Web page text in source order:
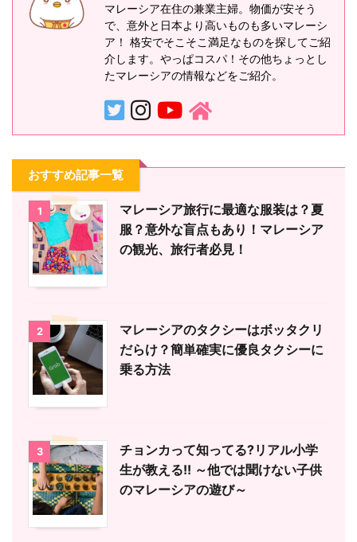
マレーシア在住の兼業主婦。物価が安そう
で、意外と日本より高いものも多いマレーシ
ア！ 格安でそこそこ満足なものを探してご紹
介します。やっぱコスパ！その他ちょっとし
たマレーシアの情報などをご紹介。
おすすめ記事一覧
1
マレーシア旅行に最適な服装は？夏
服？意外な盲点もあり！マレーシア
の観光、旅行者必見！
2
マレーシアのタクシーはボッタクリ
だらけ？簡単確実に優良タクシーに
乗る方法
3
チョンカって知ってる?リアル小学
生が教える!! ～他では聞けない子供
のマレーシアの遊び～